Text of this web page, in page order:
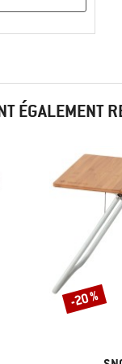
ÉGALEMENT
Remise
-20 %